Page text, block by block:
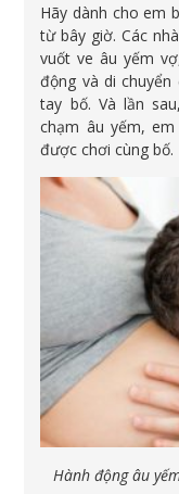
Hãy dành cho em
từ bây giờ. Các
vuốt ve âu yếm
động và di
tay bố. Và lần
chạm âu yếm,
được chơi cùng bố.
Hành động âu